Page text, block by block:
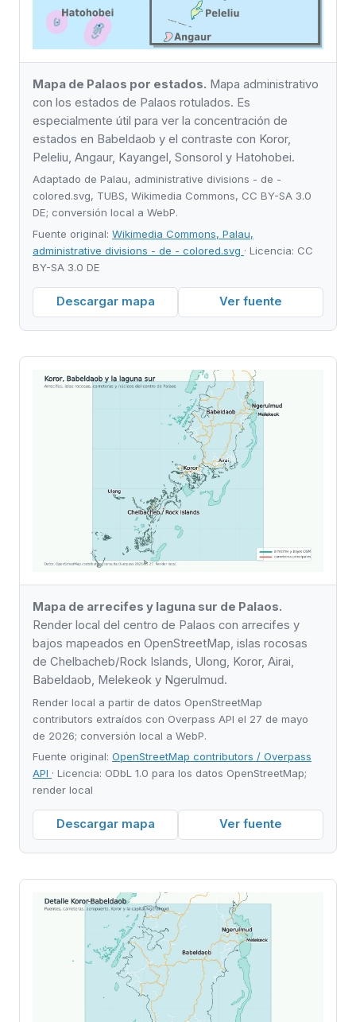
Mapa de Palaos por estados. Mapa administrativo
con los estados de Palaos rotulados. Es
especialmente útil para ver la concentración de
estados en Babeldaob y el contraste con Koror,
Peleliu, Angaur, Kayangel, Sonsorol y Hatohobei.
Adaptado de Palau, administrative divisions - de -
colored.svg, TUBS, Wikimedia Commons, CC BY-SA 3.0
DE; conversión local a WebP.
Fuente original: Wikimedia Commons, Palau,
administrative divisions - de - colored.svg · Licencia: CC
BY-SA 3.0 DE
Descargar mapa Ver fuente
Mapa de arrecifes y laguna sur de Palaos.
Render local del centro de Palaos con arrecifes y
bajos mapeados en OpenStreetMap, islas rocosas
de Chelbacheb/Rock Islands, Ulong, Koror, Airai,
Babeldaob, Melekeok y Ngerulmud.
Render local a partir de datos OpenStreetMap
contributors extraídos con Overpass API el 27 de mayo
de 2026; conversión local a WebP.
Fuente original: OpenStreetMap contributors / Overpass
API · Licencia: ODbL 1.0 para los datos OpenStreetMap;
render local
Descargar mapa Ver fuente